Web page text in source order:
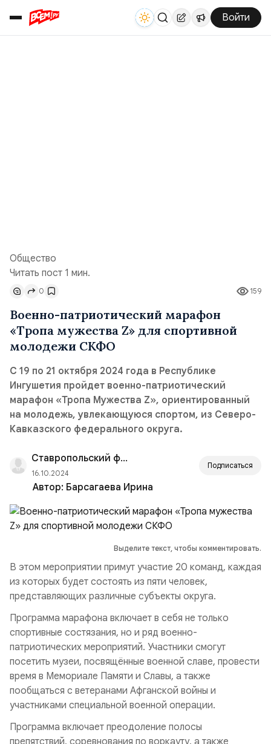
Войти
Общество
Читать пост 1 мин.
159
0
Военно-патриотический марафон
«Тропа мужества Z» для спортивной
молодежи СКФО
С 19 по 21 октября 2024 года в Республике
Ингушетия пройдет военно-патриотический
марафон «Тропа Мужества Z», ориентированный
на молодежь, увлекающуюся спортом, из Северо-
Кавказского федерального округа.
Ставропольский филиал РАНХиГС
16.10.2024
Подписаться
Автор: Барсагаева Ирина
Выделите текст, чтобы комментировать.
В этом мероприятии примут участие 20 команд, каждая
из которых будет состоять из пяти человек,
представляющих различные субъекты округа.
Программа марафона включает в себя не только
спортивные состязания, но и ряд военно-
патриотических мероприятий. Участники смогут
посетить музеи, посвящённые военной славе, провести
время в Мемориале Памяти и Славы, а также
пообщаться с ветеранами Афганской войны и
участниками специальной военной операции.
Программа включает преодоление полосы
препятствий, соревнования по воркауту, а также